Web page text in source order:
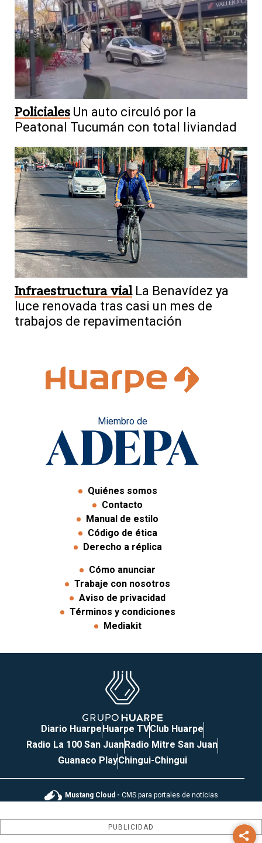
Policiales Un auto circuló por la
Peatonal Tucumán con total liviandad
Infraestructura vial La Benavídez ya
luce renovada tras casi un mes de
trabajos de repavimentación
Miembro de
Quiénes somos
Contacto
Manual de estilo
Código de ética
Derecho a réplica
Cómo anunciar
Trabaje con nosotros
Aviso de privacidad
Términos y condiciones
Mediakit
Diario HuarpeHuarpe TVClub Huarpe
Radio La 100 San JuanRadio Mitre San Juan
Guanaco PlayChingui-Chingui
Mustang Cloud - CMS para portales de noticias
PUBLICIDAD